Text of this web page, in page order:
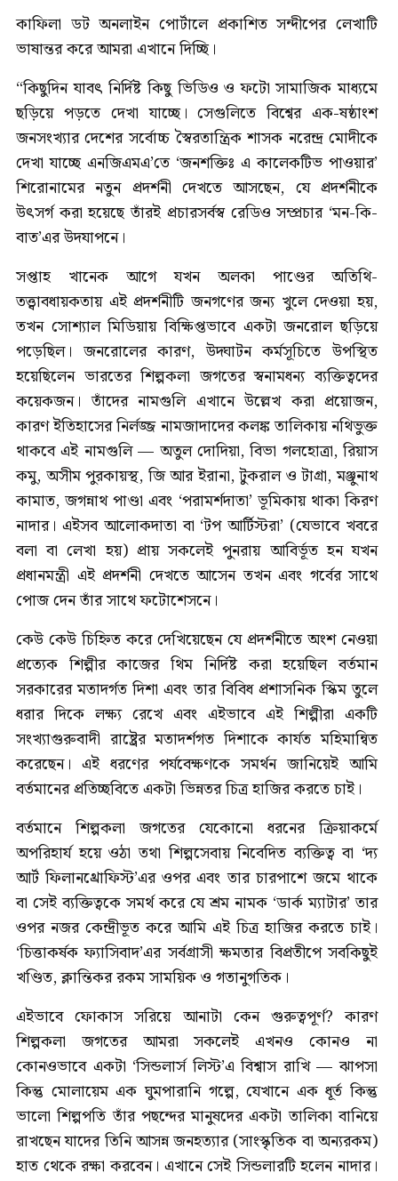
কাফিলা ডট অনলাইন পোর্টালে প্রকাশিত সন্দীপের লেখাটি
ভাষান্তর করে আমরা এখানে দিচ্ছি।
“কিছুদিন যাবৎ নির্দিষ্ট কিছু ভিডিও ও ফটো সামাজিক মাধ্যমে
ছড়িয়ে পড়তে দেখা যাচ্ছে। সেগুলিতে বিশ্বের এক-ষষ্ঠাংশ
জনসংখ‍্যার দেশের সর্বোচ্চ স্বৈরতান্ত্রিক শাসক নরেন্দ্র মোদীকে
দেখা যাচ্ছে এনজিএমএ’তে ‘জনশক্তিঃ এ কালেকটিভ পাওয়ার’
শিরোনামের নতুন প্রদর্শনী দেখতে আসছেন, যে প্রদর্শনীকে
উৎসর্গ করা হয়েছে তাঁরই প্রচারসর্বস্ব রেডিও সম্প্রচার ‘মন-কি-
বাত’এর উদযাপনে।
সপ্তাহ খানেক আগে যখন অলকা পাণ্ডের অতিথি-
তত্ত্বাবধায়কতায় এই প্রদর্শনীটি জনগণের জন্য খুলে দেওয়া হয়,
তখন সোশ্যাল মিডিয়ায় বিক্ষিপ্তভাবে একটা জনরোল ছড়িয়ে
পড়েছিল। জনরোলের কারণ, উদ্ঘাটন কর্মসূচিতে উপস্থিত
হয়েছিলেন ভারতের শিল্পকলা জগতের স্বনামধন্য ব্যক্তিত্বদের
কয়েকজন। তাঁদের নামগুলি এখানে উল্লেখ করা প্রয়োজন,
কারণ ইতিহাসের নির্লজ্জ নামজাদাদের কলঙ্ক তালিকায় নথিভুক্ত
থাকবে এই নামগুলি — অতুল দোদিয়া, বিভা গলহোত্রা, রিয়াস
কমু, অসীম পুরকায়স্থ, জি আর ইরানা, টুকরাল ও টাগ্রা, মঞ্জুনাথ
কামাত, জগন্নাথ পাণ্ডা এবং ‘পরামর্শদাতা’ ভূমিকায় থাকা কিরণ
নাদার। এইসব আলোকদাতা বা ‘টপ আর্টিস্টরা’ (যেভাবে খবরে
বলা বা লেখা হয়) প্রায় সকলেই পুনরায় আবির্ভূত হন যখন
প্রধানমন্ত্রী এই প্রদর্শনী দেখতে আসেন তখন এবং গর্বের সাথে
পোজ দেন তাঁর সাথে ফটোশেসনে।
কেউ কেউ চিহ্নিত করে দেখিয়েছেন যে প্রদর্শনীতে অংশ নেওয়া
প্রত্যেক শিল্পীর কাজের থিম নির্দিষ্ট করা হয়েছিল বর্তমান
সরকারের মতাদর্গত দিশা এবং তার বিবিধ প্রশাসনিক স্কিম তুলে
ধরার দিকে লক্ষ্য রেখে এবং এইভাবে এই শিল্পীরা একটি
সংখ্যাগুরুবাদী রাষ্ট্রের মতাদর্শগত দিশাকে কার্যত মহিমান্বিত
করেছেন। এই ধরণের পর্যবেক্ষণকে সমর্থন জানিয়েই আমি
বর্তমানের প্রতিচ্ছবিতে একটা ভিন্নতর চিত্র হাজির করতে চাই।
বর্তমানে শিল্পকলা জগতের যেকোনো ধরনের ক্রিয়াকর্মে
অপরিহার্য হয়ে ওঠা তথা শিল্পসেবায় নিবেদিত ব্যক্তিত্ব বা ‘দ্য
আর্ট ফিলানথ্রোফিস্ট’এর ওপর এবং তার চারপাশে জমে থাকে
বা সেই ব্যক্তিত্বকে সমর্থ করে যে শ্রম নামক ‘ডার্ক ম্যাটার’ তার
ওপর নজর কেন্দ্রীভূত করে আমি এই চিত্র হাজির করতে চাই।
‘চিত্তাকর্ষক ফ্যাসিবাদ’এর সর্বগ্রাসী ক্ষমতার বিপ্রতীপে সবকিছুই
খণ্ডিত, ক্লান্তিকর রকম সাময়িক ও গতানুগতিক।
এইভাবে ফোকাস সরিয়ে আনাটা কেন গুরুত্বপূর্ণ? কারণ
শিল্পকলা জগতের আমরা সকলেই এখনও কোনও না
কোনওভাবে একটা ‘সিন্ডলার্স লিস্ট’এ বিশ্বাস রাখি — ঝাপসা
কিন্তু মোলায়েম এক ঘুমপারানি গল্পে, যেখানে এক ধূর্ত কিন্তু
ভালো শিল্পপতি তাঁর পছন্দের মানুষদের একটা তালিকা বানিয়ে
রাখছেন যাদের তিনি আসন্ন জনহত্যার (সাংস্কৃতিক বা অন্যরকম)
হাত থেকে রক্ষা করবেন। এখানে সেই সিন্ডলারটি হলেন নাদার।